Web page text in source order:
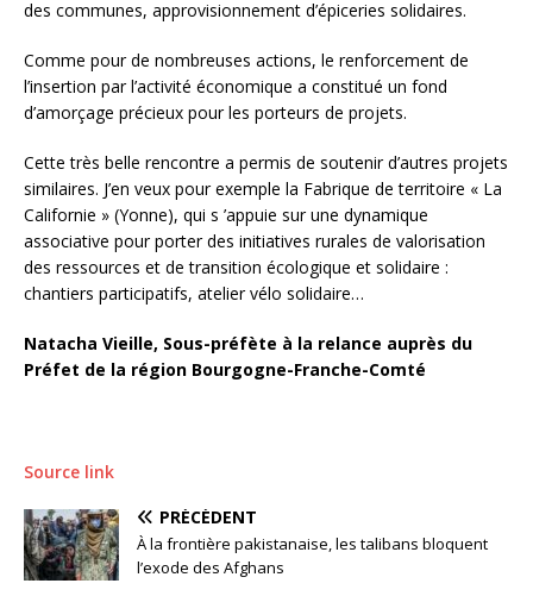
des communes, approvisionnement d’épiceries solidaires.
Comme pour de nombreuses actions, le renforcement de
l’insertion par l’activité économique a constitué un fond
d’amorçage précieux pour les porteurs de projets.
Cette très belle rencontre a permis de soutenir d’autres projets
similaires. J’en veux pour exemple la Fabrique de territoire « La
Californie » (Yonne), qui s ’appuie sur une dynamique
associative pour porter des initiatives rurales de valorisation
des ressources et de transition écologique et solidaire :
chantiers participatifs, atelier vélo solidaire…
Natacha Vieille, Sous-préfète à la relance auprès du
Préfet de la région Bourgogne-Franche-Comté
Source link
PRÉCÉDENT
À la frontière pakistanaise, les talibans bloquent
l’exode des Afghans